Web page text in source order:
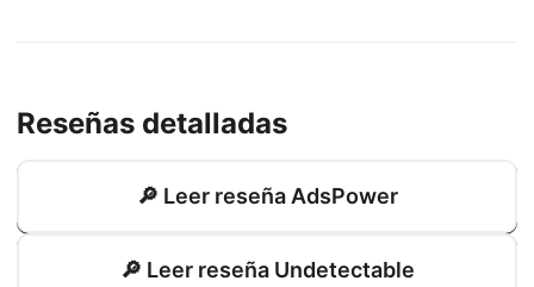
Reseñas detalladas
🔎 Leer reseña AdsPower
🔎 Leer reseña Undetectable